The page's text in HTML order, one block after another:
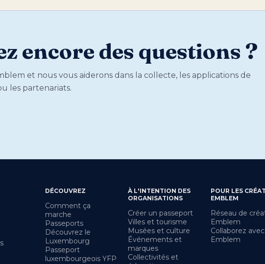
encore des questions ?
et nous vous aiderons dans la collecte, les applications de
les partenariats.
DÉCOUVREZ
Comment ça
marche
Passeports
Découvrez le
Luxembourg
Passeport
luxembourgeois YFP
À L'INTENTION DES
ORGANISATIONS
Créer un passeport
Villes et tourisme
Musées et culture
Événements et
marques
Collectivités et
POUR LES
EMBLEM
Réseau de
Emblem
Collaborez avec
Emblem